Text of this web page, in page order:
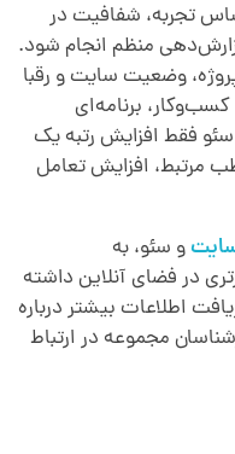
تجربه، شفافیت در
منظم انجام شود.
وضعیت سایت و رقبا
برنامه‌ای
سئو فقط افزایش رتبه یک
مرتبط، افزایش تعامل
و سئو، به
در فضای آنلاین داشته
اطلاعات بیشتر درباره
مجموعه در ارتباط